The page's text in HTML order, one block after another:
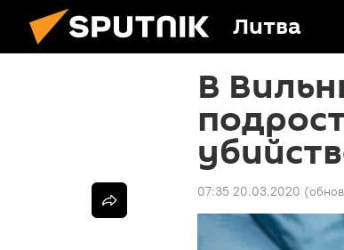
Литва
В
07:35 20.03.2020